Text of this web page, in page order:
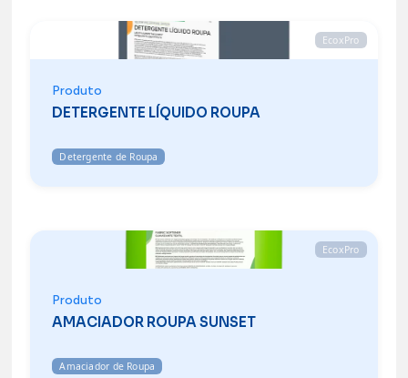
EcoxPro
Produto
DETERGENTE LÍQUIDO ROUPA
Detergente de Roupa
EcoxPro
Produto
AMACIADOR ROUPA SUNSET
Amaciador de Roupa